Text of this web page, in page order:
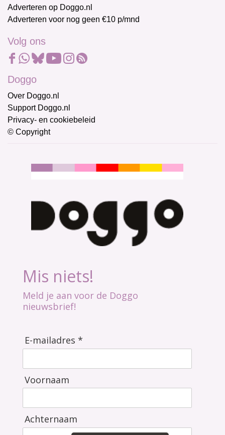
Adverteren op Doggo.nl
Adverteren voor nog geen €10 p/mnd
Volg ons
Doggo
Over Doggo.nl
Support Doggo.nl
Privacy- en cookiebeleid
© Copyright
Mis niets!
Meld je aan voor de Doggo
nieuwsbrief!
E-mailadres *
Voornaam
Achternaam